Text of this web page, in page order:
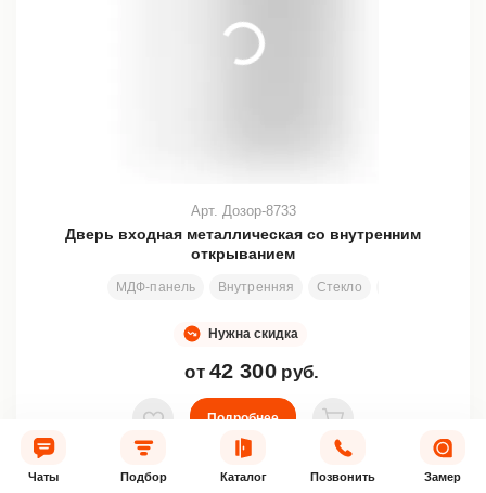
Дверь входная металлическая со внутренним
открыванием
МДФ-панель Внутренняя Стекло
Арт. Дозор-8733
Нужна скидка
от 42 300 руб.
Подробнее
Чаты Подбор Каталог Позвонить Замер